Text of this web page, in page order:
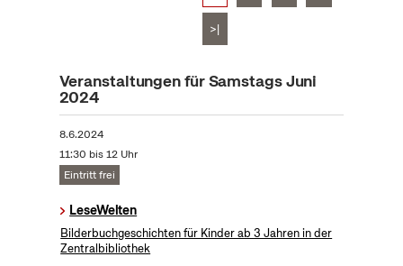
>|
Veranstaltungen für Samstags Juni
2024
8.6.2024
11:30 bis 12 Uhr
Eintritt frei
LeseWelten
Bilderbuchgeschichten für Kinder ab 3 Jahren in der
Zentralbibliothek